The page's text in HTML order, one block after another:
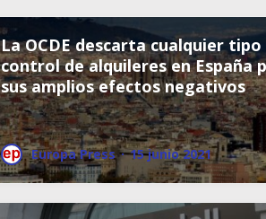
La OCDE descarta cualquier tipo
control de alquileres en España
sus amplios efectos negativos
Europa Press · 15 junio 2021